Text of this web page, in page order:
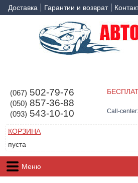
Доставка Гарантии и возврат
(067) 502-79-76
(050) 857-36-88
(093) 543-10-10 Call-
КОРЗИНА
пуста
Меню